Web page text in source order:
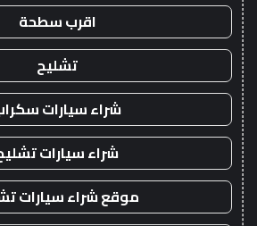
اقرب سطحة
تشليح
شراء سيارات
شراء سيارات
موقع شراء سيارات